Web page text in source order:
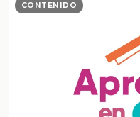
CONTENIDO